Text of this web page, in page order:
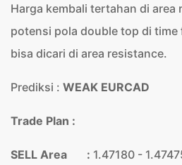
Harga kembali tertahan di
potensi pola double top di time
bisa dicari di area resistance.
Prediksi : WEAK EURCAD
Trade Plan :
SELL Area : 1.47180 -